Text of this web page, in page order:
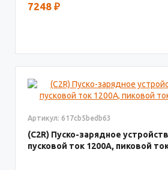
7248 ₽
Артикул: 617cb5bedb63
(C2R) Пуско-зарядное
пусковой ток 1200A, пиковой